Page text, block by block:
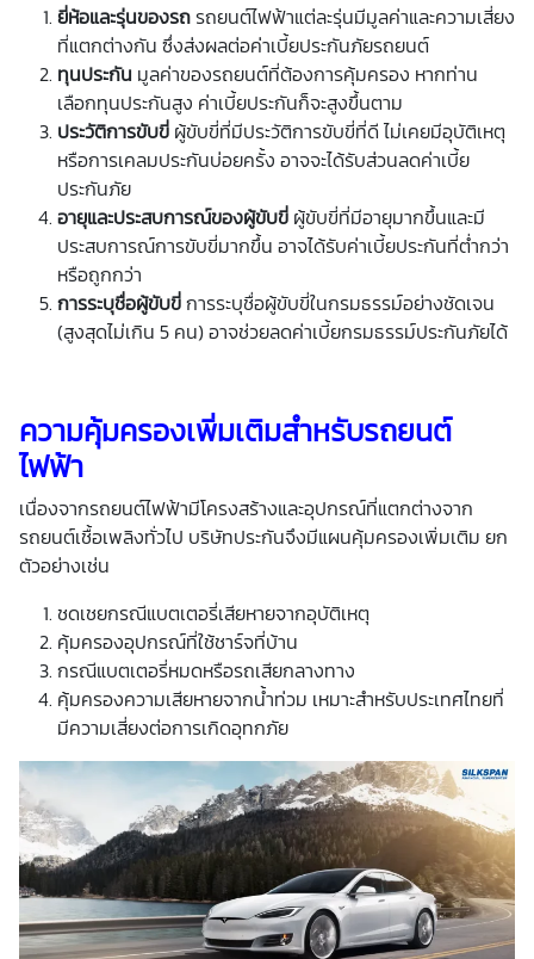
ยี่ห้อและรุ่นของรถรถยนต์ไฟฟ้าแต่ละรุ่นมีมูลค่าและความเสี่ยง
ที่แตกต่างกัน ซึ่งส่งผลต่อค่าเบี้ยประกันภัยรถยนต์
ทุนประกัน มูลค่าของรถยนต์ที่ต้องการคุ้มครอง หากท่าน
เลือกทุนประกันสูง ค่าเบี้ยประกันก็จะสูงขึ้นตาม
ประวัติการขับขี่ ผู้ขับขี่ที่มีประวัติการขับขี่ที่ดี ไม่เคยมีอุบัติเหตุ
หรือการเคลมประกันบ่อยครั้ง อาจจะได้รับส่วนลดค่าเบี้ย
ประกันภัย
อายุและประสบการณ์ของผู้ขับขี่ ผู้ขับขี่ที่มีอายุมากขึ้นและมี
ประสบการณ์การขับขี่มากขึ้น อาจได้รับค่าเบี้ยประกันที่ต่ำกว่า
หรือถูกกว่า
การระบุชื่อผู้ขับขี่การระบุชื่อผู้ขับขี่ในกรมธรรม์อย่างชัดเจน
(สูงสุดไม่เกิน 5 คน) อาจช่วยลดค่าเบี้ยกรมธรรม์ประกันภัยได้
ความคุ้มครองเพิ่มเติมสำหรับรถยนต์
ไฟฟ้า
เนื่องจากรถยนต์ไฟฟ้ามีโครงสร้างและอุปกรณ์ที่แตกต่างจาก
รถยนต์เชื้อเพลิงทั่วไป บริษัทประกันจึงมีแผนคุ้มครองเพิ่มเติม ยก
ตัวอย่างเช่น
ชดเชยกรณีแบตเตอรี่เสียหายจากอุบัติเหตุ
คุ้มครองอุปกรณ์ที่ใช้ชาร์จที่บ้าน
กรณีแบตเตอรี่หมดหรือรถเสียกลางทาง
คุ้มครองความเสียหายจากน้ำท่วม เหมาะสำหรับประเทศไทยที่
มีความเสี่ยงต่อการเกิดอุทกภัย